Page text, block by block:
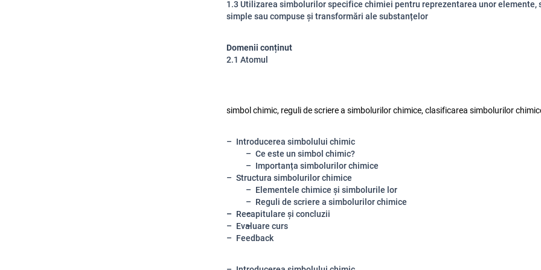
1.3 Utilizarea simbolurilor specifice chimiei pentru reprezentarea unor elemente,
simple sau compuse și transformări ale substanțelor
Domenii conținut
2.1 Atomul
simbol chimic, reguli de scriere a simbolurilor chimice, clasificarea simbolurilor
Introducerea simbolului chimic
Ce este un simbol chimic?
Importanța simbolurilor chimice
Structura simbolurilor chimice
Elementele chimice și simbolurile lor
Reguli de scriere a simbolurilor chimice
Recapitulare și concluzii
Evaluare curs
Feedback